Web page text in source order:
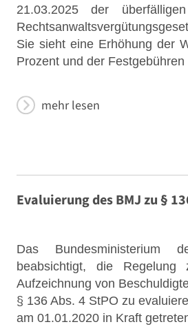
21.03.2025 der
Sie sieht eine Erhöhung der
Prozent und der
mehr lesen
Evaluierung des BMJ zu §
Das Bundesministerium
beabsichtigt, die Regelung
Aufzeichnung von
§ 136 Abs. 4 StPO zu
am 01.01.2020 in Kraft